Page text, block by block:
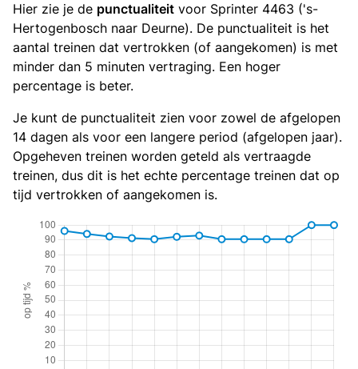
Hier zie je de punctualiteit voor Sprinter 4463 ('s-
Hertogenbosch naar Deurne). De punctualiteit is het
aantal treinen dat vertrokken (of aangekomen) is met
minder dan 5 minuten vertraging. Een hoger
percentage is beter.
Je kunt de punctualiteit zien voor zowel de afgelopen
14 dagen als voor een langere period (afgelopen jaar).
Opgeheven treinen worden geteld als vertraagde
treinen, dus dit is het echte percentage treinen dat op
tijd vertrokken of aangekomen is.